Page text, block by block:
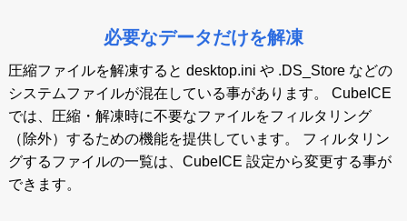
必要なデータだけを解凍
圧縮ファイルを解凍すると desktop.ini や .DS_Store などの
システムファイルが混在している事があります。 CubeICE
では、圧縮・解凍時に不要なファイルをフィルタリング
（除外）するための機能を提供しています。 フィルタリン
グするファイルの一覧は、CubeICE 設定から変更する事が
できます。